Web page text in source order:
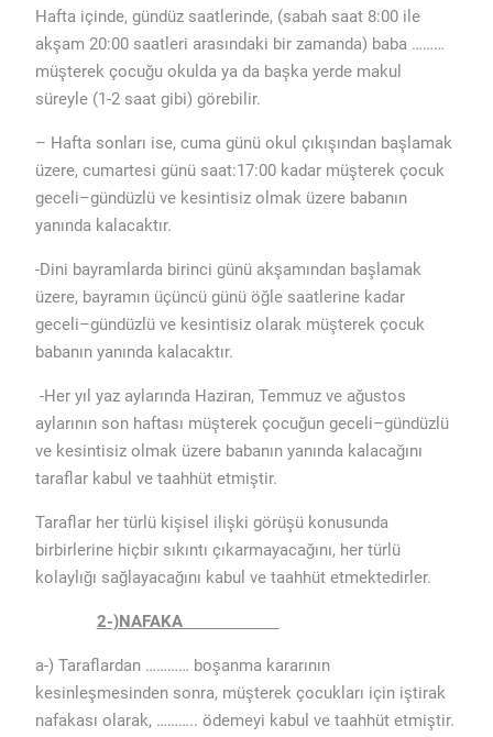
Hafta içinde, gündüz saatlerinde, (sabah saat 8:00 ile
akşam 20:00 saatleri arasındaki bir zamanda) baba ………
müşterek çocuğu okulda ya da başka yerde makul
süreyle (1-2 saat gibi) görebilir.
– Hafta sonları ise, cuma günü okul çıkışından başlamak
üzere, cumartesi günü saat:17:00 kadar müşterek çocuk
geceli–gündüzlü ve kesintisiz olmak üzere babanın
yanında kalacaktır.
-Dini bayramlarda birinci günü akşamından başlamak
üzere, bayramın üçüncü günü öğle saatlerine kadar
geceli–gündüzlü ve kesintisiz olarak müşterek çocuk
babanın yanında kalacaktır.
-Her yıl yaz aylarında Haziran, Temmuz ve ağustos
aylarının son haftası müşterek çocuğun geceli–gündüzlü
ve kesintisiz olmak üzere babanın yanında kalacağını
taraflar kabul ve taahhüt etmiştir.
Taraflar her türlü kişisel ilişki görüşü konusunda
birbirlerine hiçbir sıkıntı çıkarmayacağını, her türlü
kolaylığı sağlayacağını kabul ve taahhüt etmektedirler.
2-)NAFAKA
a-) Taraflardan ………… boşanma kararının
kesinleşmesinden sonra, müşterek çocukları için iştirak
nafakası olarak, ……….. ödemeyi kabul ve taahhüt etmiştir.